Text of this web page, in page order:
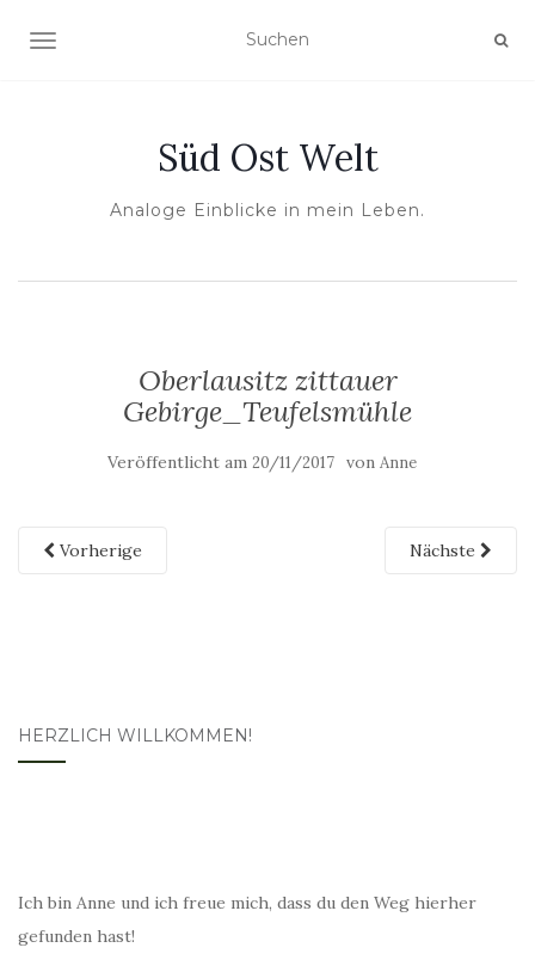
NAVIGATION UMSCHALTEN
Süd Ost Welt
Analoge Einblicke in mein Leben.
Oberlausitz zittauer
Gebirge_Teufelsmühle
Veröffentlicht am 20/11/2017 von Anne
Vorherige Nächste
HERZLICH WILLKOMMEN!
Ich bin Anne und ich freue mich, dass du den Weg hierher
gefunden hast!